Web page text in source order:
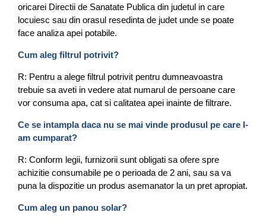
Whirlpool
oricarei Directii de Sanatate Publica din judetul in care
locuiesc sau din orasul resedinta de judet unde se poate
face analiza apei potabile.
Cum aleg filtrul potrivit?
R: Pentru a alege filtrul potrivit pentru dumneavoastra
trebuie sa aveti in vedere atat numarul de persoane care
vor consuma apa, cat si calitatea apei inainte de filtrare.
Ce se intampla daca nu se mai vinde produsul pe care l-
am cumparat?
R: Conform legii, furnizorii sunt obligati sa ofere spre
achizitie consumabile pe o perioada de 2 ani, sau sa va
puna la dispozitie un produs asemanator la un pret apropiat.
Cum aleg un panou solar?